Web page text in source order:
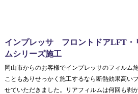
インプレッサ フロントドアLFT・
ムシリーズ施工
岡山市からのお客様でインプレッサのフィルム
こともありせっかく施工するなら断熱効果高い
せていただきました。リアフィルムは何回も剥